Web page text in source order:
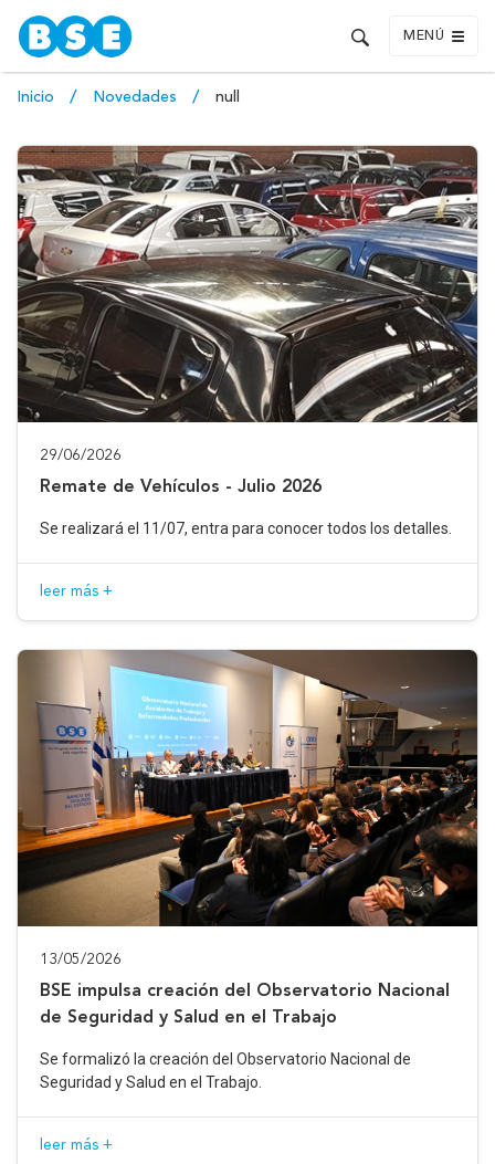
MENÚ
Inicio Novedades null
29/06/2026
Remate de Vehículos - Julio 2026
Se realizará el 11/07, entra para conocer todos los detalles.
leer más +
13/05/2026
BSE impulsa creación del Observatorio Nacional
de Seguridad y Salud en el Trabajo
Se formalizó la creación del Observatorio Nacional de
Seguridad y Salud en el Trabajo.
leer más +